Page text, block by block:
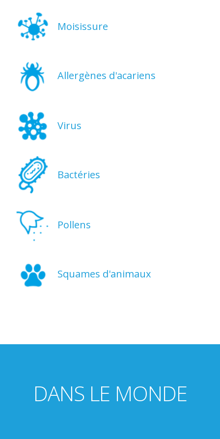
Moisissure
Allergènes d'acariens
Virus
Bactéries
Pollens
Squames d'animaux
DANS LE MONDE